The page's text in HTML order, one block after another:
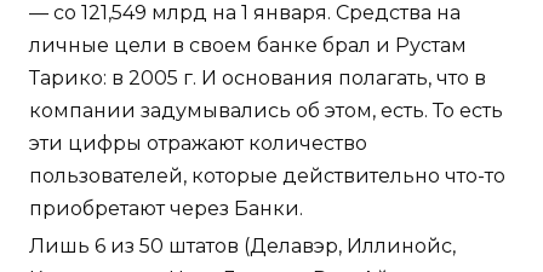
— со 121,549 млрд на 1 января. Средства на
личные цели в своем банке брал и Рустам
Тарико: в 2005 г. И основания полагать, что в
компании задумывались об этом, есть. То есть
эти цифры отражают количество
пользователей, которые действительно что-то
приобретают через Банки.
Лишь 6 из 50 штатов (Делавэр, Иллинойс,